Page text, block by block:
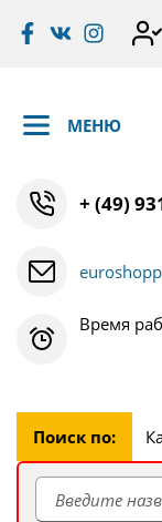
МЕНЮ
+ (49)
Время
Поиск по: